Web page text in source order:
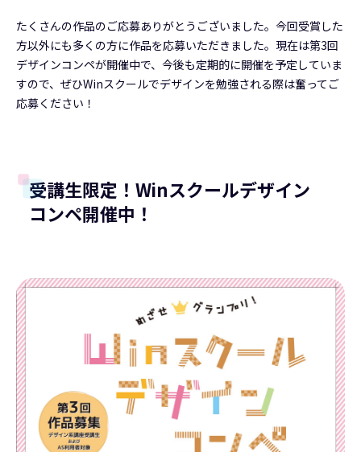
たくさんの作品のご応募ありがとうございました。今回受賞した
方以外にも多くの方に作品を応募いただきました。現在は第3回
デザインコンペが開催中で、今後も定期的に開催を予定していま
すので、ぜひWinスクールでデザインを勉強される際は奮ってご
応募ください！
受講生限定！Winスクールデザイン
コンペ開催中！